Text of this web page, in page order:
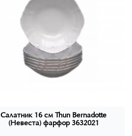
Салатник 16 см Thun Bernadotte
(Невеста) фарфор 3632021